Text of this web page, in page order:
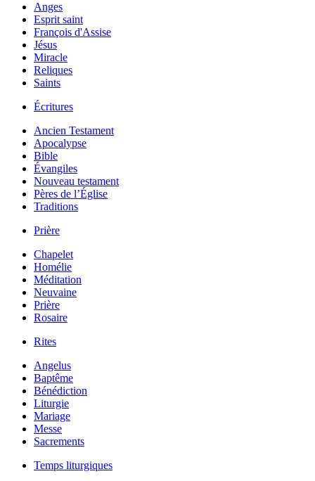
Anges
Esprit saint
François d'Assise
Jésus
Miracle
Reliques
Saints
Écritures
Ancien Testament
Apocalypse
Bible
Évangiles
Nouveau testament
Pères de l’Église
Traditions
Prière
Chapelet
Homélie
Méditation
Neuvaine
Prière
Rosaire
Rites
Angelus
Baptême
Bénédiction
Liturgie
Mariage
Messe
Sacrements
Temps liturgiques